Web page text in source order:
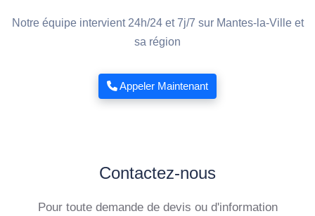
Notre équipe intervient 24h/24 et 7j/7 sur Mantes-la-Ville et
sa région
Appeler Maintenant
Contactez-nous
Pour toute demande de devis ou d'information